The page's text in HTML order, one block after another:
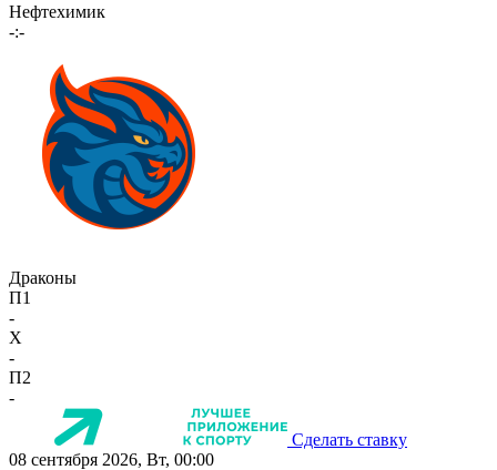
Нефтехимик
-:-
Драконы
П1
-
X
-
П2
-
Сделать ставку
08 сентября 2026, Вт, 00:00